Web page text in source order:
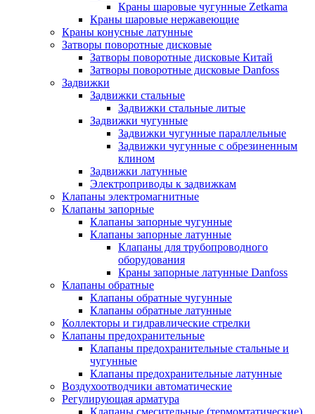
Краны шаровые чугунные Zetkama
Краны шаровые нержавеющие
Краны конусные латунные
Затворы поворотные дисковые
Затворы поворотные дисковые Китай
Затворы поворотные дисковые Danfoss
Задвижки
Задвижки стальные
Задвижки стальные литые
Задвижки чугунные
Задвижки чугунные параллельные
Задвижки чугунные с обрезиненным
клином
Задвижки латунные
Электроприводы к задвижкам
Клапаны электромагнитные
Клапаны запорные
Клапаны запорные чугунные
Клапаны запорные латунные
Клапаны для трубопроводного
оборудования
Краны запорные латунные Danfoss
Клапаны обратные
Клапаны обратные чугунные
Клапаны обратные латунные
Коллекторы и гидравлические стрелки
Клапаны предохранительные
Клапаны предохранительные стальные и
чугунные
Клапаны предохранительные латунные
Воздухоотводчики автоматические
Регулирующая арматура
Клапаны смесительные (термомтатические)